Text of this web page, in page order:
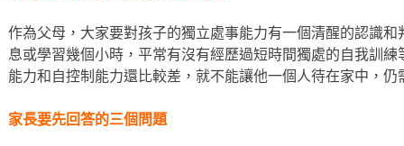
作為父母，大家要對孩子的獨立處事能力有一個清醒的認識
息或學習幾個小時，平常有沒有經歷過短時間獨處的自我訓
能力和自控制能力還比較差，就不能讓他一個人待在家中，
家長要先回答的三個問題